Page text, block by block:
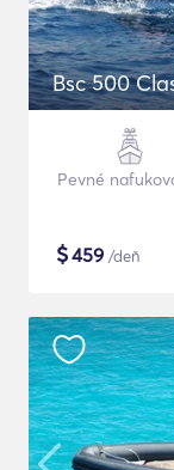
Bsc 500
Pevné
$459 /deň